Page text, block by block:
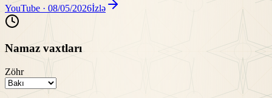
YouTube · 08/05/2026İzlə
Namaz vaxtları
Zöhr